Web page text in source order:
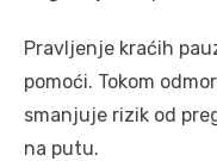
Pravljenje kraćih
pomoći. Tokom
smanjuje rizik od
na putu.